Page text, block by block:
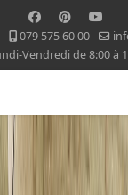
079 575 60 00
Vendredi de 8:00 à